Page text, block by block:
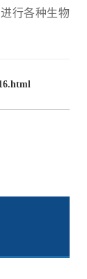
行各种生物